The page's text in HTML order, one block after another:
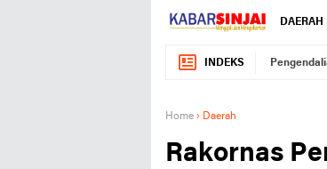
DAERAH
INDEKS
Home › Daerah
Rakornas